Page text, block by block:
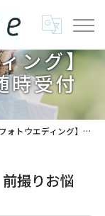
ング】
時受付
エディング】前撮りお悩み相談随時受付中！
前撮りお悩